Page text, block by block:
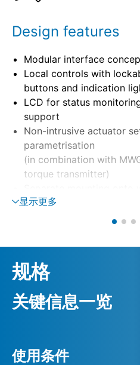
Design features
Modular interface
Local controls with
buttons and indication
LCD for status
support
Non-intrusive actuator
parametrisation
(in combination with
torque transmitter)
Motor control via
External 24 V DC supply
显示更多
规格
关键信息一览
使用条件